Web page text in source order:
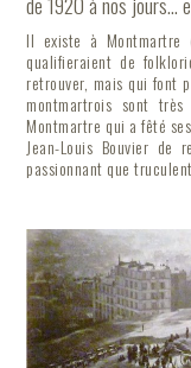
Il existe à Montmartre
qualifieraient de
retrouver, mais qui font
montmartrois sont
Montmartre qui a fêté
Jean-Louis Bouvier de
passionnant que